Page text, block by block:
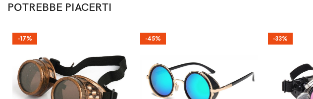
POTREBBE PIACERTI
-17% -45% -33%